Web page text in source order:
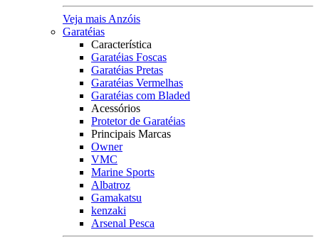
Veja mais Anzóis
Garatéias
Característica
Garatéias Foscas
Garatéias Pretas
Garatéias Vermelhas
Garatéias com Bladed
Acessórios
Protetor de Garatéias
Principais Marcas
Owner
VMC
Marine Sports
Albatroz
Gamakatsu
kenzaki
Arsenal Pesca